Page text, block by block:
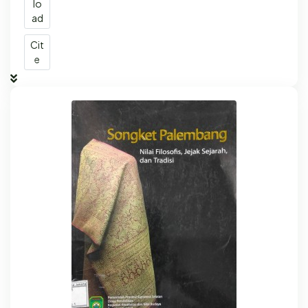
lo
ad
Cit
e